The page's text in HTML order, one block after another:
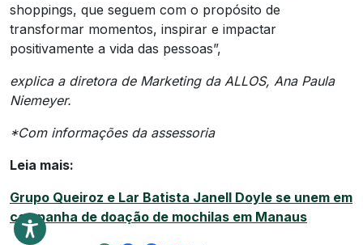
shoppings, que seguem com o propósito de
transformar momentos, inspirar e impactar
positivamente a vida das pessoas”,
explica a diretora de Marketing da ALLOS, Ana Paula
Niemeyer.
*Com informações da assessoria
Leia mais:
Grupo Queiroz e Lar Batista Janell Doyle se unem em
campanha de doação de mochilas em Manaus